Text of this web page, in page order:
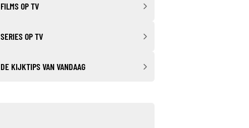
FILMS OP TV
SERIES OP TV
DE KIJKTIPS VAN VANDAAG